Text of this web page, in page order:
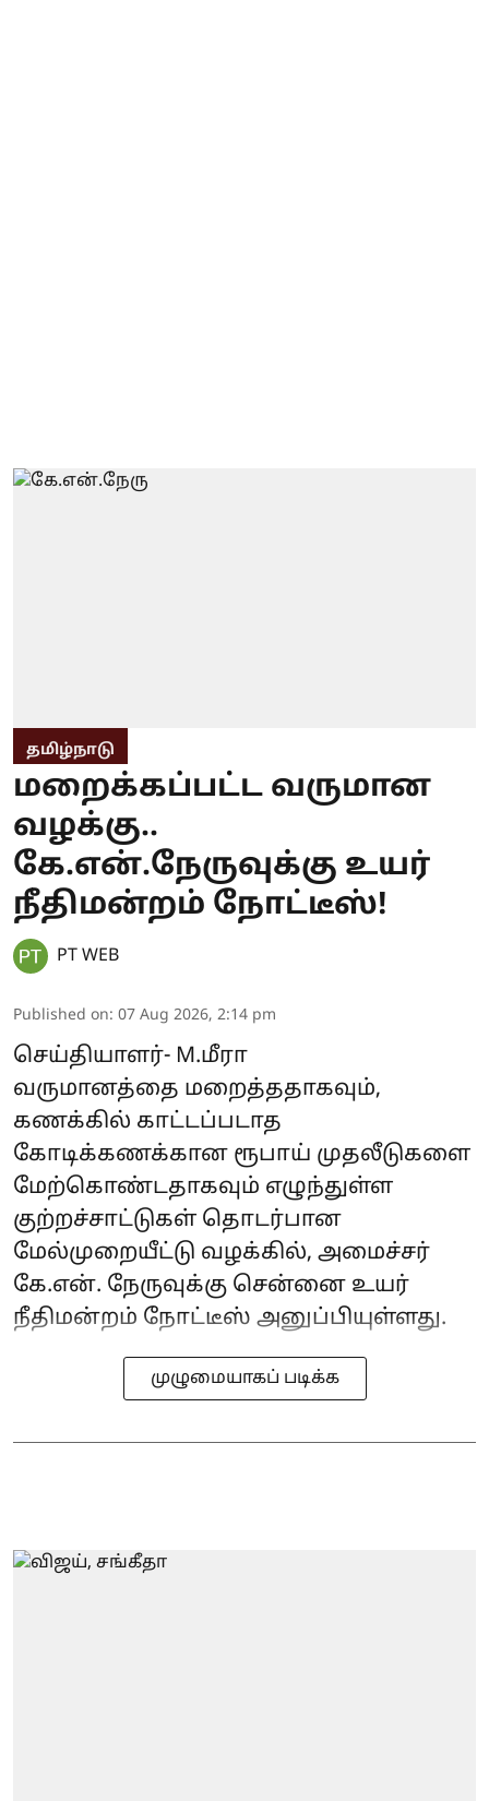
தமிழ்நாடு
மறைக்கப்பட்ட வருமான
வழக்கு..
கே.என்.நேருவுக்கு உயர்
நீதிமன்றம் நோட்டீஸ்!
PT WEB
Published on: 07 Aug 2026, 2:14 pm
செய்தியாளர்- M.மீரா
வருமானத்தை மறைத்ததாகவும்,
கணக்கில் காட்டப்படாத
கோடிக்கணக்கான ரூபாய் முதலீடுகளை
மேற்கொண்டதாகவும் எழுந்துள்ள
குற்றச்சாட்டுகள் தொடர்பான
மேல்முறையீட்டு வழக்கில், அமைச்சர்
கே.என். நேருவுக்கு சென்னை உயர்
நீதிமன்றம் நோட்டீஸ் அனுப்பியுள்ளது.
முழுமையாகப் படிக்க